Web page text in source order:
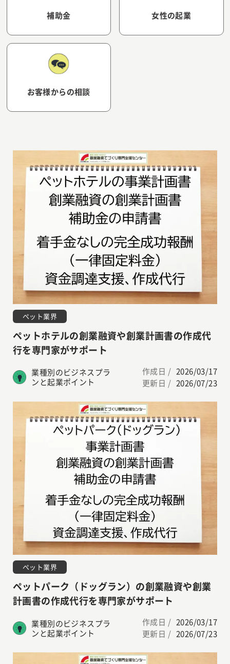
補助金 女性の起業
お客様からの相談
ペットホテルの創業融資や創業計画書の作成代
行を専門家がサポート
業種別のビジネスプラ
ンと起業ポイント
ペット業界
作成日 / 2026/03/17
更新日 / 2026/07/23
ペットパーク（ドッグラン）の創業融資や創業
計画書の作成代行を専門家がサポート
業種別のビジネスプラ
ンと起業ポイント
ペット業界
作成日 / 2026/03/17
更新日 / 2026/07/23